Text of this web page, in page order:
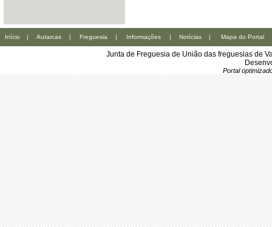
Início | Autarcas | Freguesia | Informações | Notícias | Mapa do Portal
Junta de Freguesia de União das freguesias de
Portal